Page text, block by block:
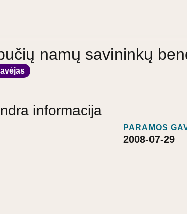
namų savininkų
informacija
PARAMOS
2008-07-29